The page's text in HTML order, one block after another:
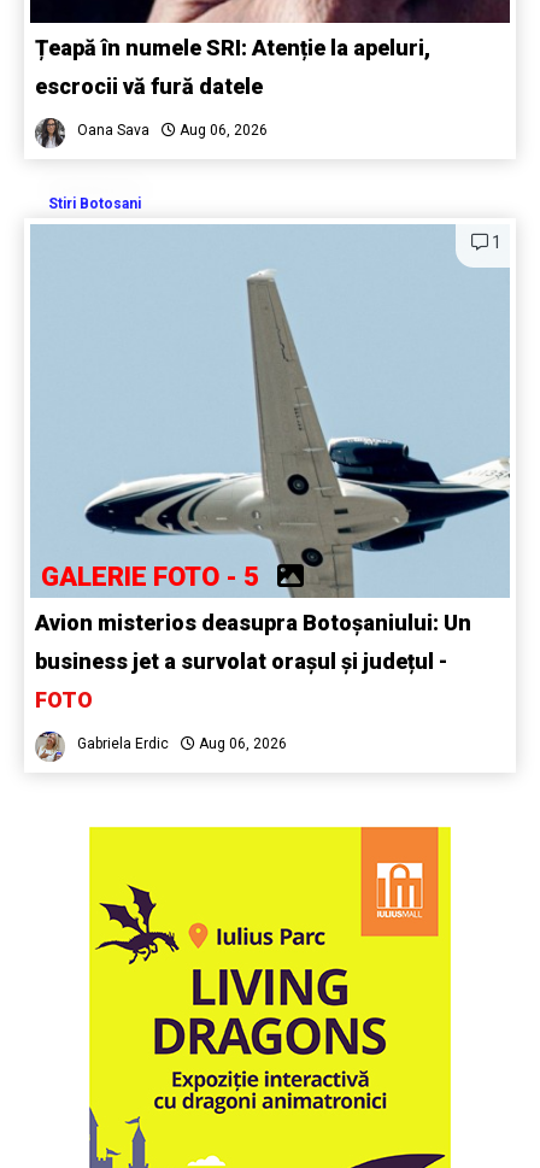
Țeapă în numele SRI: Atenție la apeluri,
escrocii vă fură datele
Oana Sava Aug 06, 2026
Stiri Botosani
1
GALERIE FOTO - 5
Avion misterios deasupra Botoșaniului: Un
business jet a survolat orașul și județul -
FOTO
Gabriela Erdic Aug 06, 2026